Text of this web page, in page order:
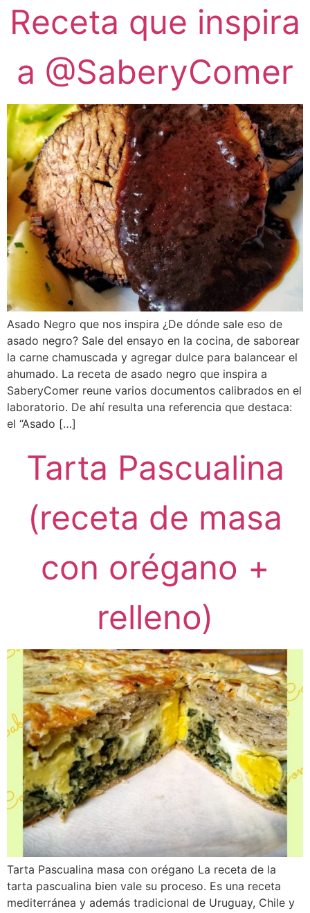
Receta que inspira
a @SaberyComer
Asado Negro que nos inspira ¿De dónde sale eso de
asado negro? Sale del ensayo en la cocina, de saborear
la carne chamuscada y agregar dulce para balancear el
ahumado. La receta de asado negro que inspira a
SaberyComer reune varios documentos calibrados en el
laboratorio. De ahí resulta una referencia que destaca:
el “Asado […]
Tarta Pascualina
(receta de masa
con orégano +
relleno)
Tarta Pascualina masa con orégano La receta de la
tarta pascualina bien vale su proceso. Es una receta
mediterránea y además tradicional de Uruguay, Chile y